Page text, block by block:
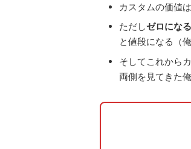
カスタムの価値
ただしゼロにな
と値段になる（
そしてこれから
両側を見てきた